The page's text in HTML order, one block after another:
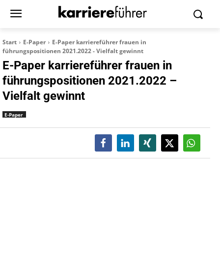
Start E-Paper
E-Paper karriereführer frauen in
führungspositionen 2021.2022 - Vielfalt gewinnt
E-Paper karriereführer frauen in
führungspositionen 2021.2022 –
Vielfalt gewinnt
E-Paper